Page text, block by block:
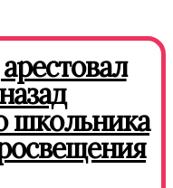
школьника